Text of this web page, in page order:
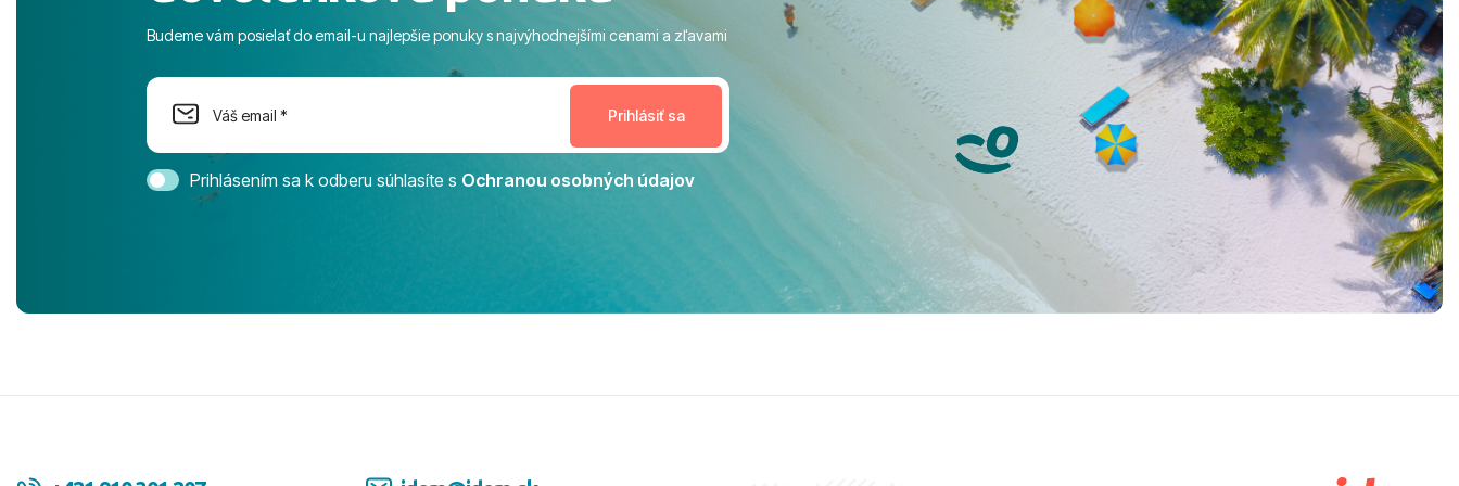
na moment nenudil, no zároveň bol
dostatok priestoru na dokonalý relax. ​
Magic Life Jacaranda môžeme s čistým
svedomím odporučiť každému, kto hľadá
bezstarostnú dovolenku na vysokej
úrovni. Všetko bolo zabezpečené na
tešíme, kam s nami vyrazíte nabudúce!
Ďakujeme za skvelé spomienky. ​S
pozdravom a prianím mnohých ďalších
Budeme vám posielať do email-u najlepšie ponuky s najvýhodnejšími cenami a zľavami
Prihlásením sa k odberu súhlasíte s Ochranou osobných údajov